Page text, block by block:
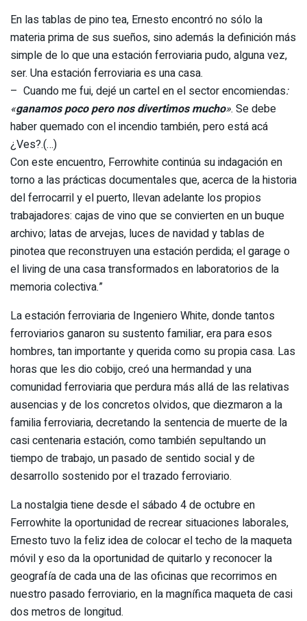
En las tablas de pino tea, Ernesto encontró no sólo la
materia prima de sus sueños, sino además la definición más
simple de lo que una estación ferroviaria pudo, alguna vez,
ser. Una estación ferroviaria es una casa.
– Cuando me fui, dejé un cartel en el sector encomiendas:
«ganamos poco pero nos divertimos mucho». Se debe
haber quemado con el incendio también, pero está acá
¿Ves?.(…)
Con este encuentro, Ferrowhite continúa su indagación en
torno a las prácticas documentales que, acerca de la historia
del ferrocarril y el puerto, llevan adelante los propios
trabajadores: cajas de vino que se convierten en un buque
archivo; latas de arvejas, luces de navidad y tablas de
pinotea que reconstruyen una estación perdida; el garage o
el living de una casa transformados en laboratorios de la
memoria colectiva.”
La estación ferroviaria de Ingeniero White, donde tantos
ferroviarios ganaron su sustento familiar, era para esos
hombres, tan importante y querida como su propia casa. Las
horas que les dio cobijo, creó una hermandad y una
comunidad ferroviaria que perdura más allá de las relativas
ausencias y de los concretos olvidos, que diezmaron a la
familia ferroviaria, decretando la sentencia de muerte de la
casi centenaria estación, como también sepultando un
tiempo de trabajo, un pasado de sentido social y de
desarrollo sostenido por el trazado ferroviario.
La nostalgia tiene desde el sábado 4 de octubre en
Ferrowhite la oportunidad de recrear situaciones laborales,
Ernesto tuvo la feliz idea de colocar el techo de la maqueta
móvil y eso da la oportunidad de quitarlo y reconocer la
geografía de cada una de las oficinas que recorrimos en
nuestro pasado ferroviario, en la magnífica maqueta de casi
dos metros de longitud.